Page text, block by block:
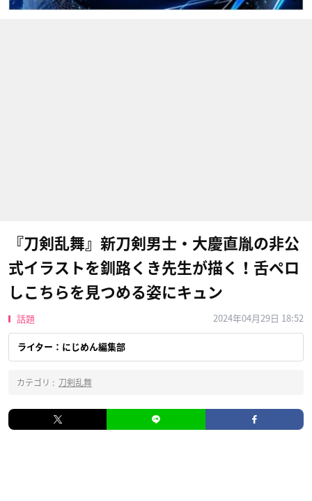
『刀剣乱舞』新刀剣男士・大慶直胤の非公
式イラストを釧路くき先生が描く！舌ペロ
しこちらを見つめる姿にキュン
話題 2024年04月29日 18:52
ライター：にじめん編集部
カテゴリ : 刀剣乱舞